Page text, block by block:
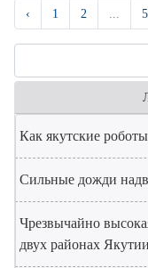
‹ 1 2 ... 5
Как якутские
Сильные дожди
Чрезвычайно
двух районах Якутии